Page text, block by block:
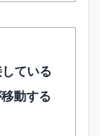
ている
動する